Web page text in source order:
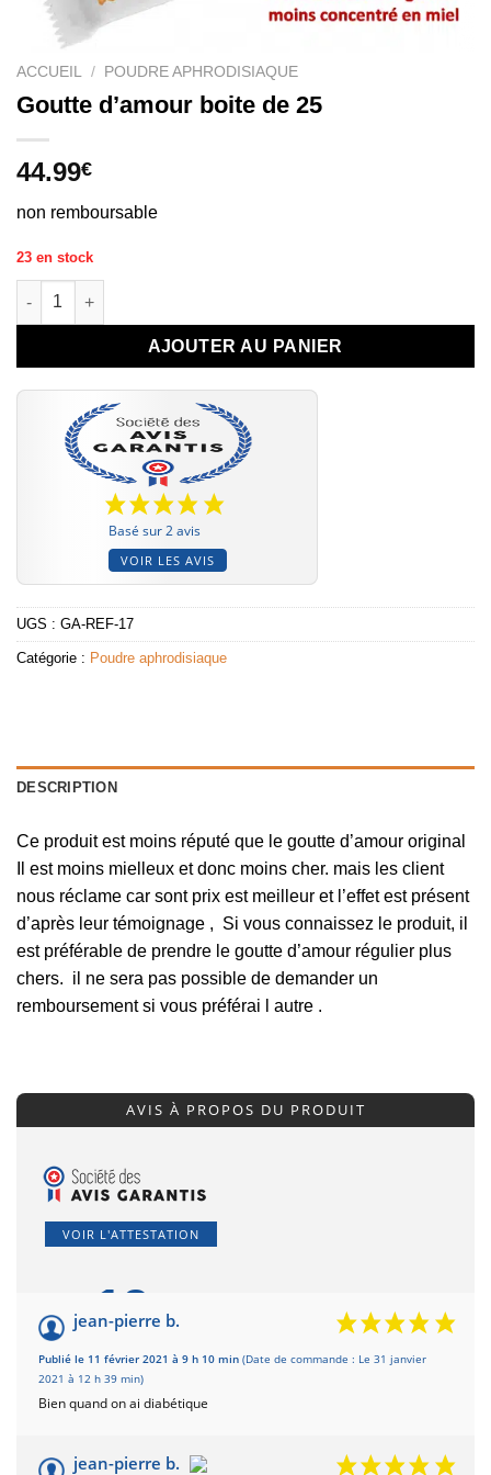
ACCUEIL / POUDRE APHRODISIAQUE
Goutte d’amour boite de 25
44.99€
non remboursable
23 en stock
quantité de Goutte d'amour boite de 25
AJOUTER AU PANIER
Basé sur 2 avis
VOIR LES AVIS
UGS : GA-REF-17
Catégorie : Poudre aphrodisiaque
DESCRIPTION
Ce produit est moins réputé que le goutte d’amour original
Il est moins mielleux et donc moins cher. mais les client
nous réclame car sont prix est meilleur et l’effet est présent
d’après leur témoignage , Si vous connaissez le produit, il
est préférable de prendre le goutte d’amour régulier plus
chers. il ne sera pas possible de demander un
remboursement si vous préférai l autre .
AVIS À PROPOS DU PRODUIT
VOIR L'ATTESTATION
10/10
Basé sur 2 avis
jean-pierre b.
Publié le 11 février 2021 à 9 h 10 min (Date de commande : Le 31 janvier
2021 à 12 h 39 min)
Bien quand on ai diabétique
jean-pierre b.